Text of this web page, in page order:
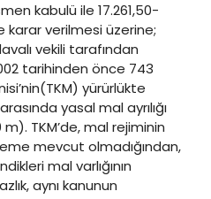
kabulü ile 17.261,50-
karar verilmesi üzerine;
vekili tarafından
tarihinden önce 743
yürürlükte
yasal mal ayrılığı
TKM’de, mal rejiminin
mevcut olmadığından,
mal varlığının
aynı kanunun